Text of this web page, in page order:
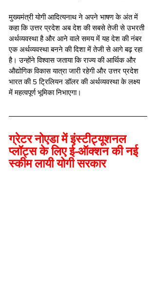
मुख्यमंत्री योगी आदित्यनाथ ने अपने भाषण के अंत में
कहा कि उत्तर प्रदेश अब देश की सबसे तेजी से उभरती
अर्थव्यवस्था है और आने वाले समय में यह देश की नंबर
एक अर्थव्यवस्था बनने की दिशा में तेजी से आगे बढ़ रहा
है। उन्होंने विश्वास जताया कि राज्य की आर्थिक और
औद्योगिक विकास यात्रा जारी रहेगी और उत्तर प्रदेश
भारत की 5 ट्रिलियन डॉलर की अर्थव्यवस्था के लक्ष्य
में महत्वपूर्ण भूमिका निभाएगा।
ग्रेटर नोएडा में इंस्टीट्यूशनल
प्लॉट्स के लिए ई-ऑक्शन की नई
स्कीम लायी योगी सरकार